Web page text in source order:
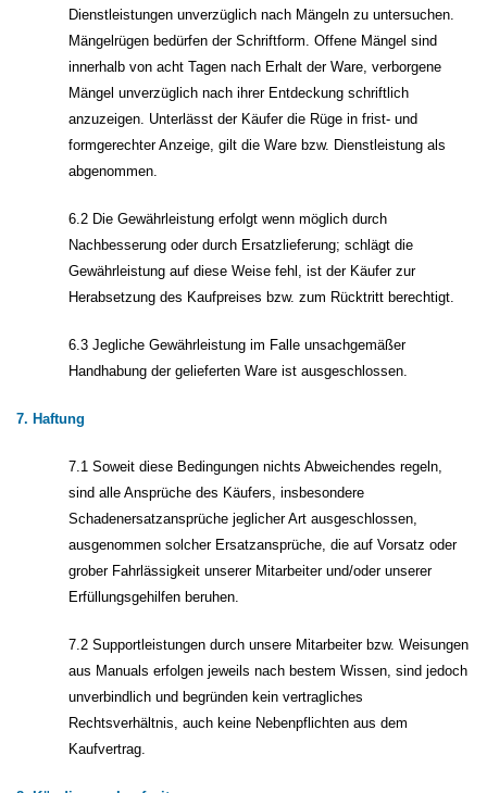
Dienstleistungen unverzüglich nach Mängeln zu untersuchen.
Mängelrügen bedürfen der Schriftform. Offene Mängel sind
innerhalb von acht Tagen nach Erhalt der Ware, verborgene
Mängel unverzüglich nach ihrer Entdeckung schriftlich
anzuzeigen. Unterlässt der Käufer die Rüge in frist- und
formgerechter Anzeige, gilt die Ware bzw. Dienstleistung als
abgenommen.
6.2 Die Gewährleistung erfolgt wenn möglich durch
Nachbesserung oder durch Ersatzlieferung; schlägt die
Gewährleistung auf diese Weise fehl, ist der Käufer zur
Herabsetzung des Kaufpreises bzw. zum Rücktritt berechtigt.
6.3 Jegliche Gewährleistung im Falle unsachgemäßer
Handhabung der gelieferten Ware ist ausgeschlossen.
7. Haftung
7.1 Soweit diese Bedingungen nichts Abweichendes regeln,
sind alle Ansprüche des Käufers, insbesondere
Schadenersatzansprüche jeglicher Art ausgeschlossen,
ausgenommen solcher Ersatzansprüche, die auf Vorsatz oder
grober Fahrlässigkeit unserer Mitarbeiter und/oder unserer
Erfüllungsgehilfen beruhen.
7.2 Supportleistungen durch unsere Mitarbeiter bzw. Weisungen
aus Manuals erfolgen jeweils nach bestem Wissen, sind jedoch
unverbindlich und begründen kein vertragliches
Rechtsverhältnis, auch keine Nebenpflichten aus dem
Kaufvertrag.